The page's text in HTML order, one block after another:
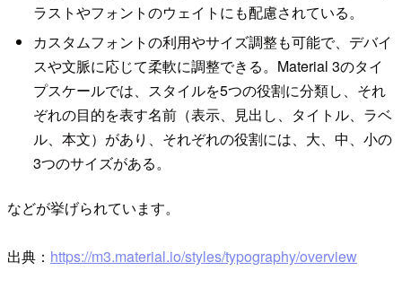
ラストやフォントのウェイトにも配慮されている。
カスタムフォントの利用やサイズ調整も可能で、デバイ
スや文脈に応じて柔軟に調整できる。Material 3のタイ
プスケールでは、スタイルを5つの役割に分類し、それ
ぞれの目的を表す名前（表示、見出し、タイトル、ラベ
ル、本文）があり、それぞれの役割には、大、中、小の
3つのサイズがある。
などが挙げられています。
出典： https://m3.material.io/styles/typography/overview